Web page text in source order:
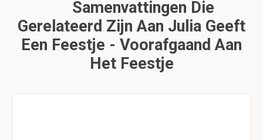
Samenvattingen Die
Gerelateerd Zijn Aan Julia Geeft
Een Feestje - Voorafgaand Aan
Het Feestje